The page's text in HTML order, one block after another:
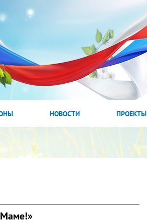
НОВОСТИ ПРОЕКТЫ
Маме!»